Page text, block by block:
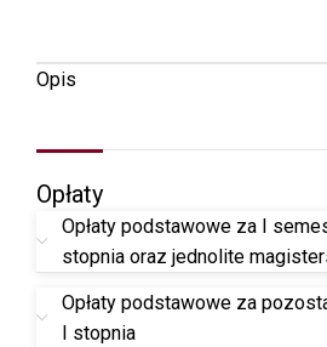
Opis
Opłaty
Opłaty podstawowe za I
stopnia oraz jednolite
Opłaty podstawowe za
I stopnia